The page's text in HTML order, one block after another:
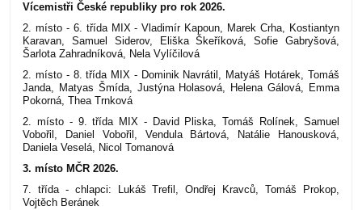
Vícemistři České republiky pro rok 2026.
2. místo - 6. třída MIX - Vladimír Kapoun, Marek Crha, Kostiantyn
Karavan, Samuel Siderov, Eliška Škeříková, Sofie Gabryšová,
Šarlota Zahradníková, Nela Vylíčilová
2. místo - 8. třída MIX - Dominik Navrátil, Matyáš Hotárek, Tomáš
Janda, Matyas Šmída, Justýna Holasová, Helena Gálová, Emma
Pokorná, Thea Trnková
2. místo - 9. třída MIX - David Pliska, Tomáš Rolínek, Samuel
Vobořil, Daniel Vobořil, Vendula Bártová, Natálie Hanousková,
Daniela Veselá, Nicol Tomanová
3. místo MČR 2026.
7. třída - chlapci: Lukáš Trefil, Ondřej Kravců, Tomáš Prokop,
Vojtěch Beránek